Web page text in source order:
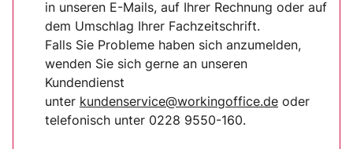
in unseren E-Mails, auf Ihrer Rechnung oder auf
dem Umschlag Ihrer Fachzeitschrift.
Falls Sie Probleme haben sich anzumelden,
wenden Sie sich gerne an unseren
Kundendienst
unter kundenservice@workingoffice.de oder
telefonisch unter 0228 9550-160.